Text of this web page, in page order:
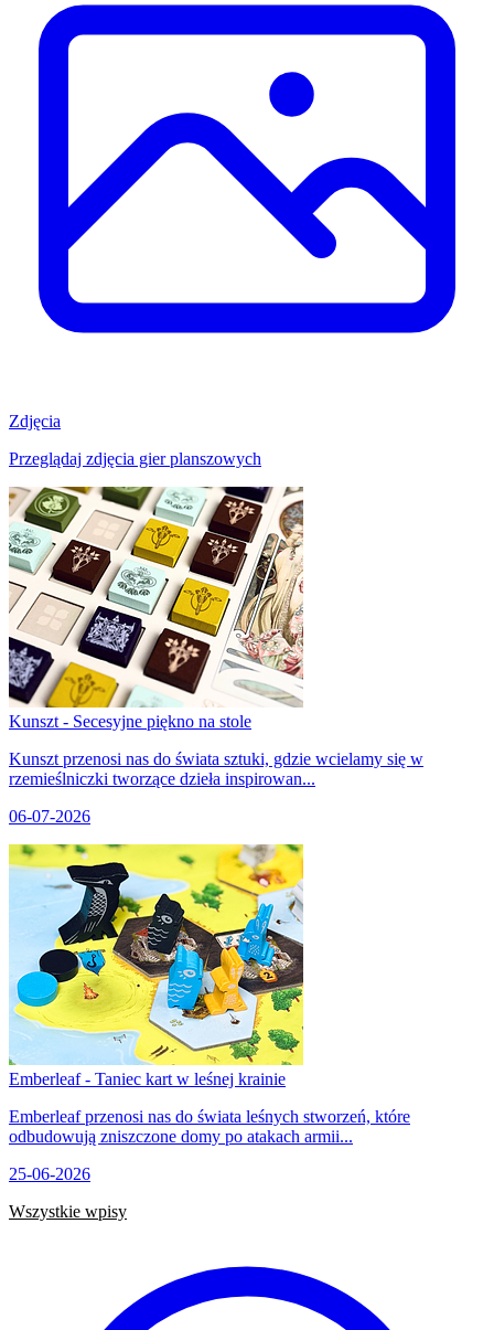
Zdjęcia
Przeglądaj zdjęcia gier planszowych
Kunszt - Secesyjne piękno na stole
Kunszt przenosi nas do świata sztuki, gdzie wcielamy się w
rzemieślniczki tworzące dzieła inspirowan...
06-07-2026
Emberleaf - Taniec kart w leśnej krainie
Emberleaf przenosi nas do świata leśnych stworzeń, które
odbudowują zniszczone domy po atakach armii...
25-06-2026
Wszystkie wpisy